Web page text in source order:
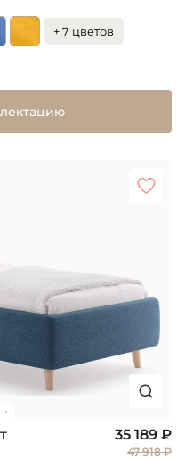
+ 7 цветов
35 189 ₽
47 918 ₽